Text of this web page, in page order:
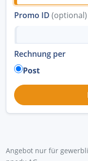
Promo ID (optional)
Rechnung per
Post
Angebot nur für